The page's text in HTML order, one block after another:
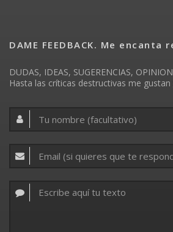
DAME FEEDBACK. Me
DUDAS, IDEAS, SUGERENCIAS,
Hasta las críticas destructivas me gustan